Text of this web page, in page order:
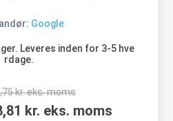
Google
Leveres inden for 3-5 hve
rdage.
kr. eks. moms
kr. eks. moms